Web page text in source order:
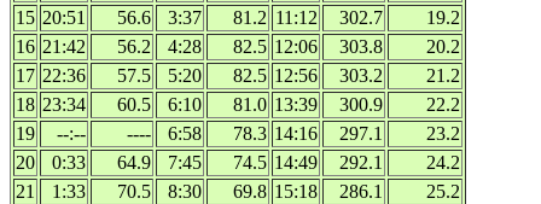
15 20:51 56.6 3:37 81.2 11:12 302.7
19.2
16 21:42 56.2 4:28 82.5 12:06 303.8
20.2
17 22:36 57.5 5:20 82.5 12:56 303.2
21.2
18 23:34 60.5 6:10 81.0 13:39 300.9
22.2
19
--:-- ---- 6:58 78.3 14:16 297.1
23.2
20
0:33 64.9 7:45 74.5 14:49 292.1
24.2
21
1:33 70.5 8:30 69.8 15:18 286.1
25.2